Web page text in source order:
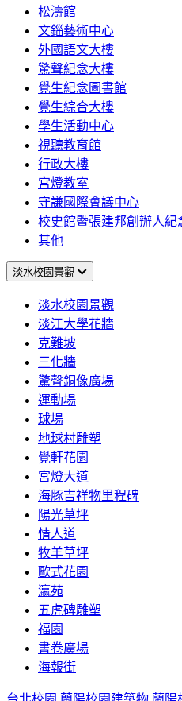
松濤館
文錙藝術中心
外國語文大樓
驚聲紀念大樓
覺生紀念圖書館
覺生綜合大樓
學生活動中心
視聽教育館
行政大樓
宮燈教室
守謙國際會議中心
校史館暨張建邦創辦人紀
其他
淡水校園景觀
淡水校園景觀
淡江大學花牆
克難坡
三化牆
驚聲銅像廣場
運動場
球場
地球村雕塑
覺軒花園
宮燈大道
海豚吉祥物里程碑
陽光草坪
情人道
牧羊草坪
歐式花園
瀛苑
五虎碑雕塑
福園
書卷廣場
海報街